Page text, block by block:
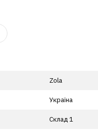
Zola
Україна
Склад 1